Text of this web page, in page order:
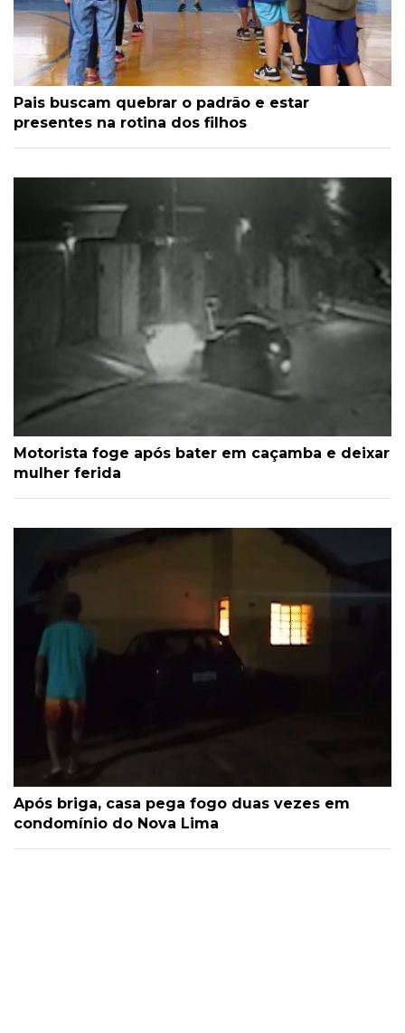
Pais buscam quebrar o padrão e estar
presentes na rotina dos filhos
Motorista foge após bater em caçamba e deixar
mulher ferida
Após briga, casa pega fogo duas vezes em
condomínio do Nova Lima